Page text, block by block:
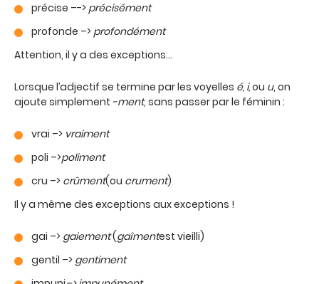
précise –-> précisément
profonde –> profondément
Attention, il y a des exceptions…
Lorsque l’adjectif se termine par les voyelles é, i,ou u, on
ajoute simplement -ment, sans passer par le féminin :
vrai –> vraiment
poli –>poliment
cru –> crûment(ou crument)
Il y a même des exceptions aux exceptions !
gai –> gaiement(gaîmentest vieilli)
gentil –> gentiment